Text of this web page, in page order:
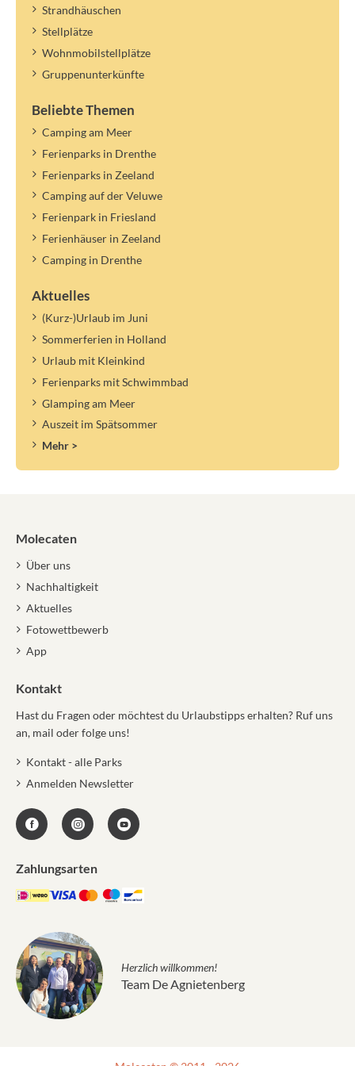
Strandhäuschen
Stellplätze
Wohnmobilstellplätze
Gruppenunterkünfte
Beliebte Themen
Camping am Meer
Ferienparks in Drenthe
Ferienparks in Zeeland
Camping auf der Veluwe
Ferienpark in Friesland
Ferienhäuser in Zeeland
Camping in Drenthe
Aktuelles
(Kurz-)Urlaub im Juni
Sommerferien in Holland
Urlaub mit Kleinkind
Ferienparks mit Schwimmbad
Glamping am Meer
Auszeit im Spätsommer
Mehr >
Molecaten
Über uns
Nachhaltigkeit
Aktuelles
Fotowettbewerb
App
Kontakt
Hast du Fragen oder möchtest du Urlaubstipps erhalten? Ruf uns
an, mail oder folge uns!
Kontakt - alle Parks
Anmelden Newsletter
Zahlungsarten
Herzlich willkommen!
Team De Agnietenberg